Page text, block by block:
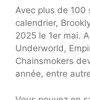
Avec plus de 100
calendrier,
2025 le 1er mai.
Underworld,
Chainsmokers
année, entre